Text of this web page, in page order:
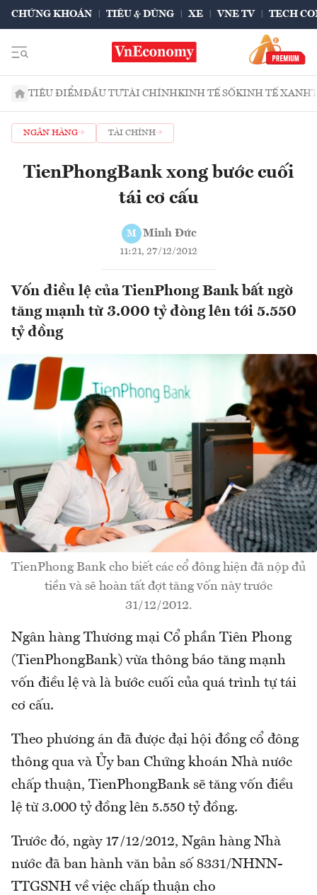
CHỨNG KHOÁN TIÊU & DÙNG XE VNE TV TECH
TIÊU ĐIỂMĐẦU TƯTÀI CHÍNHKINH TẾ SỐKINH TẾ XANH
NGÂN HÀNG TÀI CHÍNH
TienPhongBank xong bước cuối
tái cơ cấu
M Minh Đức
11:21, 27/12/2012
Vốn điều lệ của TienPhong Bank bất ngờ
tăng mạnh từ 3.000 tỷ đòng lên tới 5.550
tỷ đồng
TienPhong Bank cho biết các cổ đông hiện đã nộp đủ
tiền và sẽ hoàn tất đợt tăng vốn này trước
31/12/2012.
Ngân hàng Thương mại Cổ phần Tiên Phong
(TienPhongBank) vừa thông báo tăng mạnh
vốn điều lệ và là bước cuối của quá trình tự tái
cơ cấu.
Theo phương án đã được đại hội đồng cổ đông
thông qua và Ủy ban Chứng khoán Nhà nước
chấp thuận, TienPhongBank sẽ tăng vốn điều
lệ từ 3.000 tỷ đồng lên 5.550 tỷ đồng.
Trước đó, ngày 17/12/2012, Ngân hàng Nhà
nước đã ban hành văn bản số 8331/NHNN-
TTGSNH về việc chấp thuận cho